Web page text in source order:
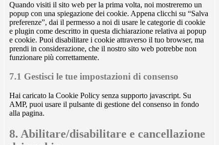
varie
Quando visiti il sito web per la prima volta, noi mostreremo un
popup con una spiegazione dei cookie. Appena clicchi su “Salva
preferenze”, dai il permesso a noi di usare le categorie di cookie
e plugin come descritto in questa dichiarazione relativa ai popup
e cookie. Puoi disabilitare i cookie attraverso il tuo browser, ma
prendi in considerazione, che il nostro sito web potrebbe non
funzionare più correttamente.
7.1 Gestisci le tue impostazioni di consenso
Hai caricato la Cookie Policy senza supporto javascript. Su
AMP, puoi usare il pulsante di gestione del consenso in fondo
alla pagina.
8. Abilitare/disabilitare e cancellazione